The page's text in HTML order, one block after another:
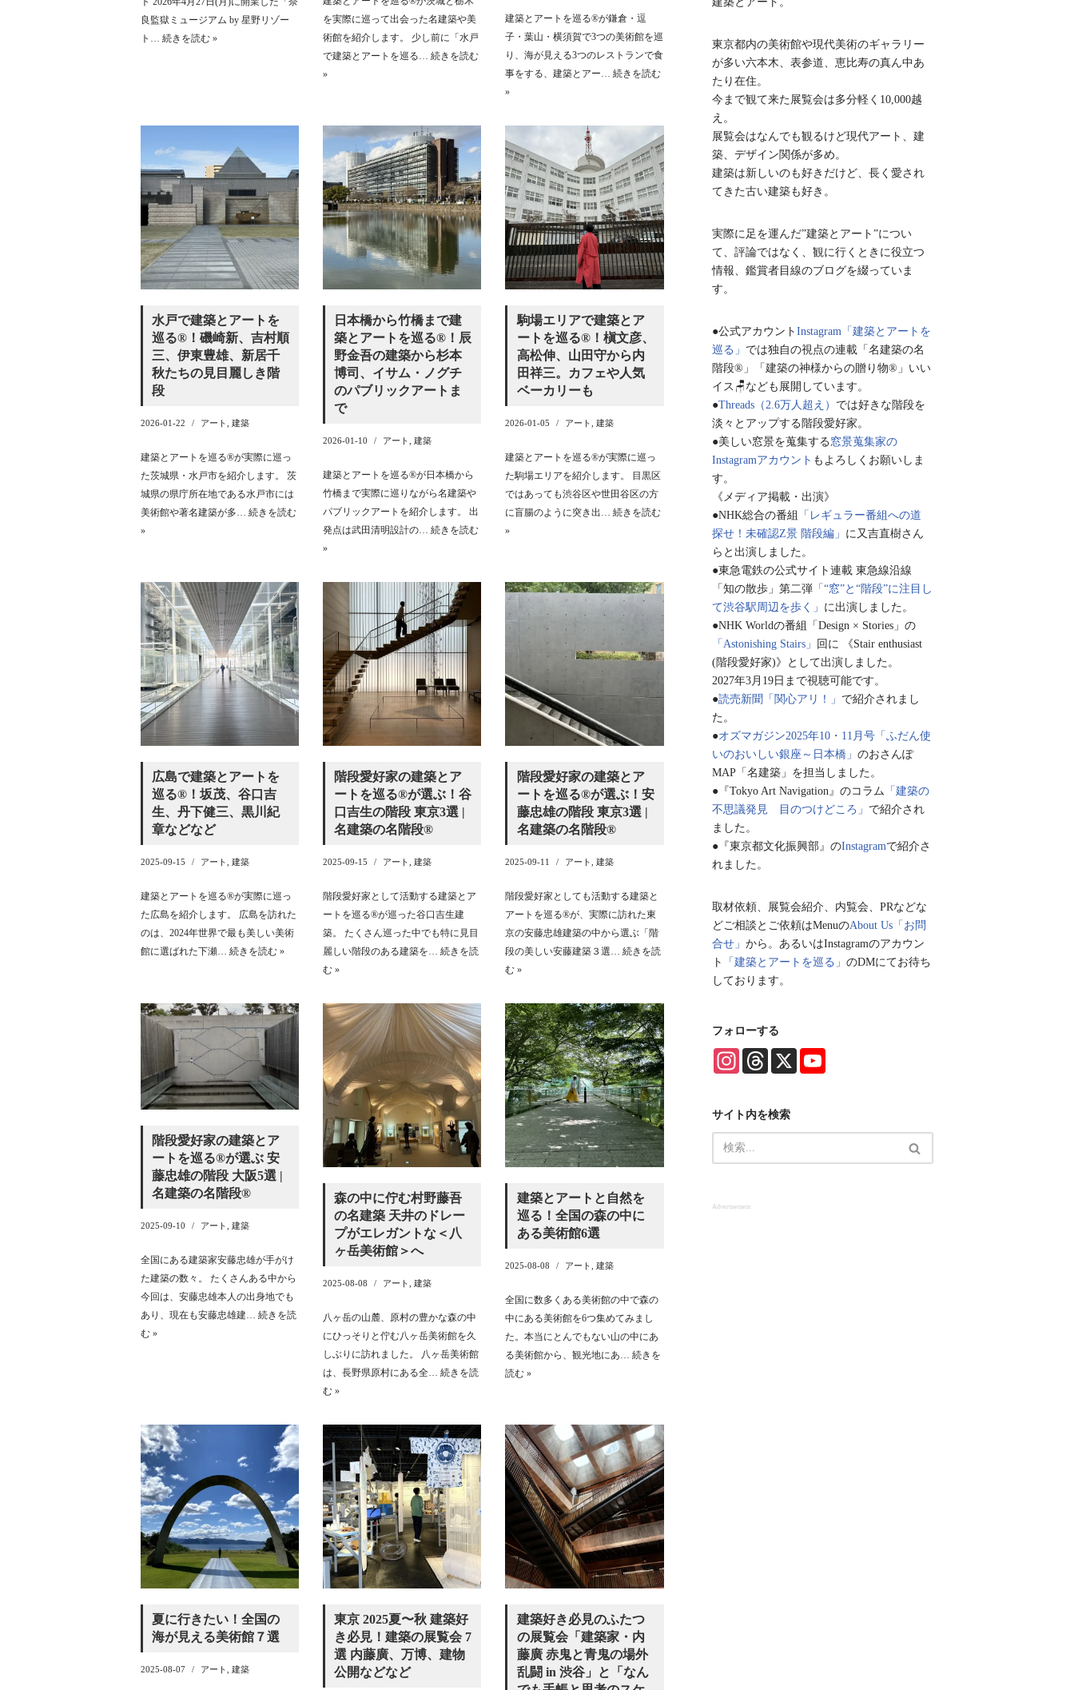
良監獄ミュージアム by 星野リゾー
ト… 続きを読む »
を実際に巡って出会った名建築や美
術館を紹介します。 少し前に「水戸
で建築とアートを巡る… 続きを読む
»
建築とアートを巡る®︎が鎌倉・逗
子・葉山・横須賀で3つの美術館を巡
り、海が見える3つのレストランで食
事をする、建築とアー…続きを読む
»
水戸で建築とアートを
巡る®︎！磯崎新、吉村順
三、伊東豊雄、新居千
秋たちの見目麗しき階
段
2026-01-22 アート 建築
建築とアートを巡る®︎が実際に巡っ
た茨城県・水戸市を紹介します。 茨
城県の県庁所在地である水戸市には
美術館や著名建築が多… 続きを読む
»
日本橋から竹橋まで建
築とアートを巡る®︎！辰
野金吾の建築から杉本
博司、イサム・ノグチ
のパブリックアートま
で
2026-01-10 アート 建築
建築とアートを巡る®︎が日本橋から
竹橋まで実際に巡りながら名建築や
パブリックアートを紹介します。 出
発点は武田清明設計の… 続きを読む
»
駒場エリアで建築とア
ートを巡る®︎！槇文彦、
高松伸、山田守から内
田祥三。カフェや人気
ベーカリーも
2026-01-05 アート ,建築
建築とアートを巡る®︎が実際に巡っ
た駒場エリアを紹介します。 目黒区
ではあっても渋谷区や世田谷区の方
に盲腸のように突き出…続きを読む
»
広島で建築とアートを
巡る®︎！坂茂、谷口吉
生、丹下健三、黒川紀
章などなど
2025-09-15 アート 建築
建築とアートを巡る®︎が実際に巡っ
た広島を紹介します。 広島を訪れた
のは、2024年世界で最も美しい美術
館に選ばれた下瀬… 続きを読む »
階段愛好家の建築とア
ートを巡る®️が選ぶ！谷
口吉生の階段 東京3選 |
名建築の名階段®️
2025-09-15 アート 建築
階段愛好家として活動する建築とア
ートを巡る®️が巡った谷口吉生建
築。 たくさん巡った中でも特に見目
麗しい階段のある建築を… 続きを読
む »
階段愛好家の建築とア
ートを巡る®️が選ぶ！安
藤忠雄の階段 東京3選 |
名建築の名階段®️
2025-09-11 アート ,建築
階段愛好家としても活動する建築と
アートを巡る®️が、実際に訪れた東
京の安藤忠雄建築の中から選ぶ「階
段の美しい安藤建築３選…続きを読
む »
階段愛好家の建築とア
ートを巡る®️が選ぶ 安
藤忠雄の階段 大阪5選 |
名建築の名階段®️
2025-09-10 アート 建築
全国にある建築家安藤忠雄が手がけ
た建築の数々。 たくさんある中から
今回は、安藤忠雄本人の出身地でも
あり、現在も安藤忠雄建… 続きを読
む »
森の中に佇む村野藤吾
の名建築 天井のドレー
プがエレガントな＜八
ヶ岳美術館＞へ
2025-08-08 アート 建築
八ヶ岳の山麓、原村の豊かな森の中
にひっそりと佇む八ヶ岳美術館を久
しぶりに訪れました。 八ヶ岳美術館
は、長野県原村にある全… 続きを読
む »
建築とアートと自然を
巡る！全国の森の中に
ある美術館6選
2025-08-08 アート ,建築
全国に数多くある美術館の中で森の
中にある美術館を6つ集めてみまし
た。本当にとんでもない山の中にあ
る美術館から、観光地にあ…続きを
読む »
夏に行きたい！全国の
海が見える美術館７選
2025-08-07 アート 建築
東京 2025夏〜秋 建築好
き必見！建築の展覧会 7
選 内藤廣、万博、建物
公開などなど
建築好き必見のふたつ
の展覧会「建築家・内
藤廣 赤鬼と青鬼の場外
乱闘 in 渋谷」と「なん
東京都内の美術館や現代美術のギャラリー
が多い六本木、表参道、恵比寿の真ん中あ
たり在住。
今まで観て来た展覧会は多分軽く10,000越
え。
展覧会はなんでも観るけど現代アート、建
築、デザイン関係が多め。
建築は新しいのも好きだけど、長く愛され
てきた古い建築も好き。
実際に足を運んだ”建築とアート”につい
て、評論ではなく、観に行くときに役立つ
情報、鑑賞者目線のブログを綴っていま
す。
●公式アカウント Instagram「建築とアートを
巡る」 では独自の視点の連載「名建築の名
階段®︎」「建築の神様からの贈り物®︎」いい
イス🪑なども展開しています。
●Threads（2.6万人超え） では好きな階段を
淡々とアップする階段愛好家。
●美しい窓景を蒐集する 窓景蒐集家の
Instagramアカウント もよろしくお願いしま
す。
《メディア掲載・出演》
●NHK総合の番組
「レギュラー番組への道
探せ！未確認Z景 階段編」 に又吉直樹さん
らと出演しました。
●東急電鉄の公式サイト連載 東急線沿線
「知の散歩」第二弾「“窓”と“階段”に注目し
て渋谷駅周辺を歩く」 に出演しました。
●NHK Worldの番組「Design × Stories」の
「Astonishing Stairs」
回に 《Stair enthusiast
(階段愛好家)》として出演しました。
2027年3月19日まで視聴可能です。
●読売新聞「関心アリ！」 で紹介されまし
た。
●オズマガジン2025年10・11月号「ふだん使
いのおいしい銀座～日本橋」 のおさんぽ
MAP「名建築」を担当しました。
●『Tokyo Art Navigation』のコラム 「建築の
不思議発見 目のつけどころ」 で紹介され
ました。
●『東京都文化振興部』のInstagramで紹介さ
れました。
取材依頼、展覧会紹介、内覧会、PRなどな
どご相談とご依頼はMenuのAbout Us「お問
合せ」 から。あるいはInstagramのアカウン
ト
「建築とアートを巡る」 のDMにてお待ち
しております。
フォローする
I
g
r
a
m
T
d
s
X
Y
e
サイト内を検索
Advertisement